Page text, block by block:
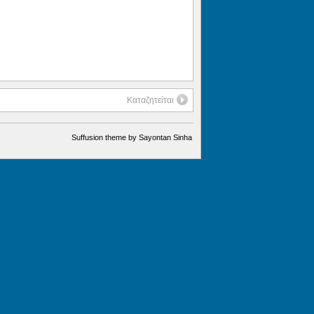
Καταζητείται
Suffusion theme by Sayontan Sinha